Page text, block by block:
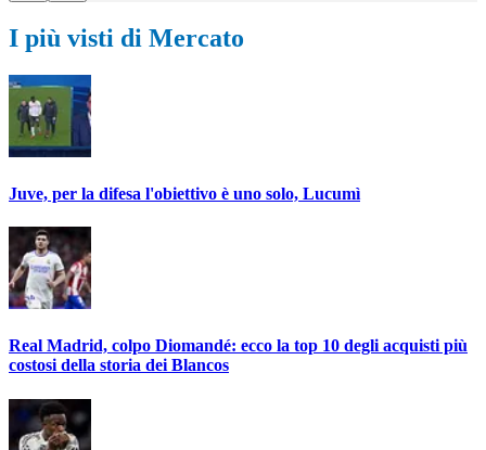
I più visti di Mercato
Juve, per la difesa l'obiettivo è uno solo, Lucumì
Real Madrid, colpo Diomandé: ecco la top 10 degli acquisti più
costosi della storia dei Blancos